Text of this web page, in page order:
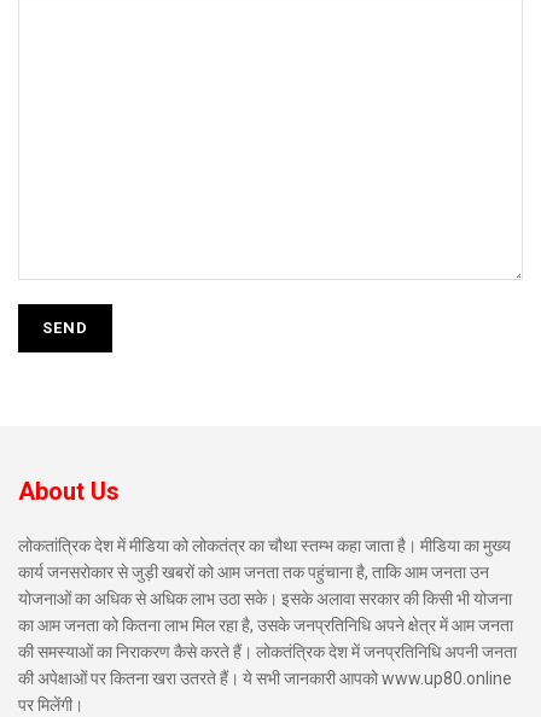
About Us
लोकतांत्रिक देश में मीडिया को लोकतंत्र का चौथा स्तम्भ कहा जाता है। मीडिया का मुख्य
कार्य जनसरोकार से जुड़ी खबरों को आम जनता तक पहुंचाना है, ताकि आम जनता उन
योजनाओं का अधिक से अधिक लाभ उठा सके। इसके अलावा सरकार की किसी भी योजना
का आम जनता को कितना लाभ मिल रहा है, उसके जनप्रतिनिधि अपने क्षेत्र में आम जनता
की समस्याओं का निराकरण कैसे करते हैं। लोकतंत्रिक देश में जनप्रतिनिधि अपनी जनता
की अपेक्षाओं पर कितना खरा उतरते हैं। ये सभी जानकारी आपको www.up80.online
पर मिलेंगी।